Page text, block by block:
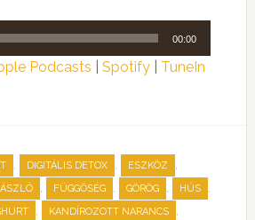
00:00
Podcasts Spotify| TuneIn
, DIGITÁLIS DETOX , ESZKÖZ ,
, FÜGGŐSÉG , GÖRÖG , HÚS ,
, KANDÍROZOTT NARANCS ,